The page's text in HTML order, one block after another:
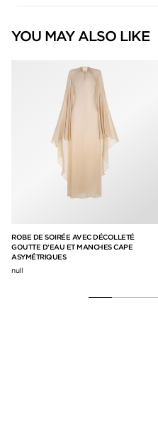
YOU MAY ALSO LIKE
ROBE DE SOIRÉE AVEC DÉCOLLETÉ
GOUTTE D’EAU ET MANCHES CAPE
ASYMÉTRIQUES
null